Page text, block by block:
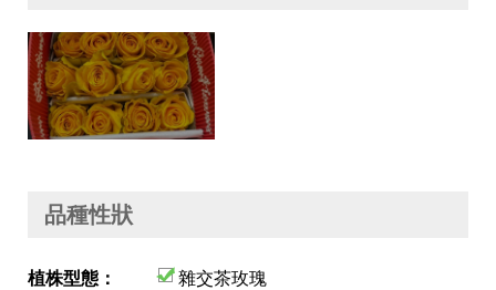
品種性狀
植株型態：
雜交茶玫瑰